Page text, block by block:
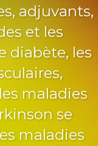
adjuvants,
et les
diabète, les
maladies
se
maladies